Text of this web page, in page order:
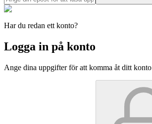
Har du redan ett konto?
Logga in på konto
Ange dina uppgifter för att komma åt ditt konto